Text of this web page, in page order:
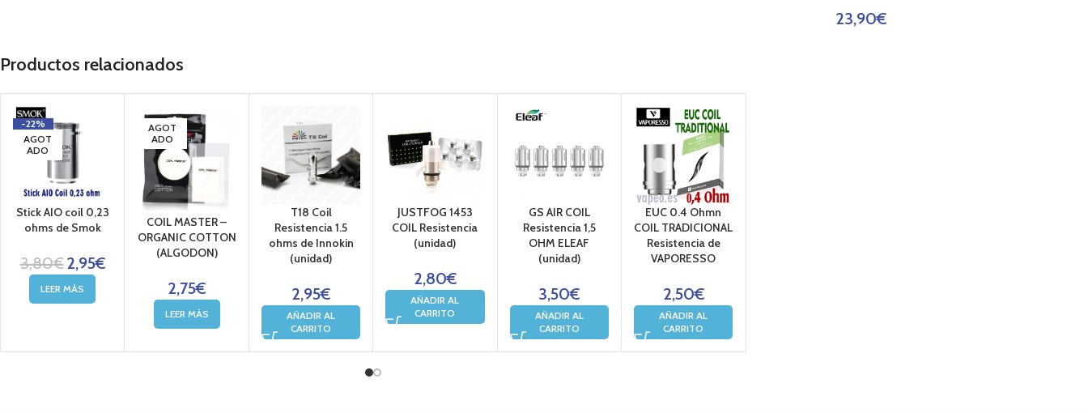
Productos relacionados
-22%
AGOT
ADO
Stick AIO coil 0,23
ohms de Smok
3,80€2,95€
LEER MÁS
AGOT
ADO
COIL MASTER –
ORGANIC COTTON
(ALGODON)
2,75€
LEER MÁS
T18 Coil
Resistencia 1.5
ohms de Innokin
(unidad)
2,95€
AÑADIR AL
CARRITO
JUSTFOG 1453
COIL Resistencia
(unidad)
2,80€
AÑADIR AL
CARRITO
GS AIR COIL
Resistencia 1,5
OHM ELEAF
(unidad)
3,50€
AÑADIR AL
CARRITO
EUC 0.4 Ohmn
COIL TRADICIONAL
Resistencia de
VAPORESSO
2,50€
AÑADIR AL
CARRITO
23,90€